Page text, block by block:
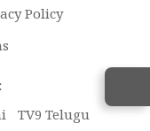
Policy
TV9 Telugu